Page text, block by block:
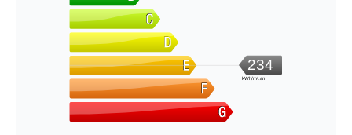
234
kWh/m².an